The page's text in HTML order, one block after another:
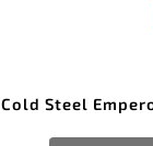
Cold Steel